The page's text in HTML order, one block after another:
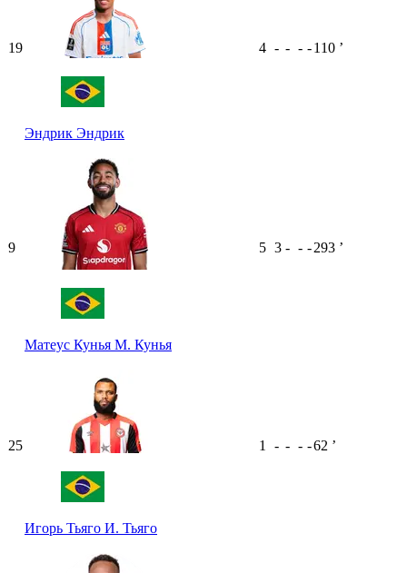
19
Эндрик Эндрик
4 - - - -110 ʼ
9
Матеус Кунья М. Кунья
5 3 - - -293 ʼ
25
Игорь Тьяго И. Тьяго
1 - - - -62 ʼ